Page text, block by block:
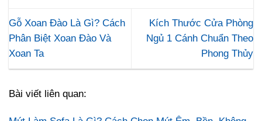
Gỗ Xoan Đào Là Gì? Cách
Phân Biệt Xoan Đào Và
Xoan Ta
Kích Thước Cửa Phòng
Ngủ 1 Cánh Chuẩn Theo
Phong Thủy
Bài viết liên quan: